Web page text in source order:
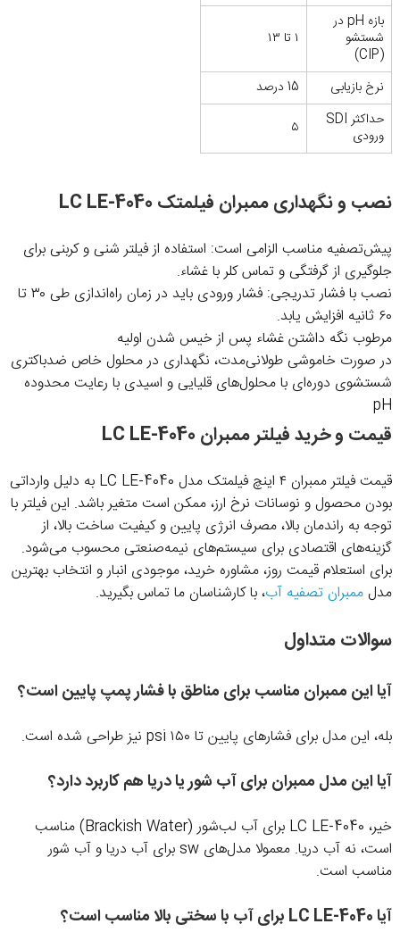
بازه pH در
شستشو
(CIP)
۱ تا ۱۳
نرخ بازیابی
15 درصد
حداکثر SDI
ورودی ۵
نصب و نگهداری ممبران فیلمتک LC LE-4040
پیش‌تصفیه مناسب الزامی است: استفاده از فیلتر شنی و کربنی برای
جلوگیری از گرفتگی و تماس کلر با غشاء.
نصب با فشار تدریجی: فشار ورودی باید در زمان راه‌اندازی طی ۳۰ تا
۶۰ ثانیه افزایش یابد.
مرطوب نگه داشتن غشاء پس از خیس شدن اولیه
در صورت خاموشی طولانی‌مدت، نگهداری در محلول خاص ضدباکتری
شستشوی دوره‌ای با محلول‌های قلیایی و اسیدی با رعایت محدوده
pH
قیمت و خرید فیلتر ممبران LC LE-4040
قیمت فیلتر ممبران ۴ اینچ فیلمتک مدل LC LE-4040 به دلیل وارداتی
بودن محصول و نوسانات نرخ ارز، ممکن است متغیر باشد. این فیلتر با
توجه به راندمان بالا، مصرف انرژی پایین و کیفیت ساخت بالا، از
گزینه‌های اقتصادی برای سیستم‌های نیمه‌صنعتی محسوب می‌شود.
برای استعلام قیمت روز، مشاوره خرید، موجودی انبار و انتخاب بهترین
مدل ممبران تصفیه آب، با کارشناسان ما تماس بگیرید.
سوالات متداول
آیا این ممبران مناسب برای مناطق با فشار پمپ پایین است؟
بله، این مدل برای فشارهای پایین تا ۱۵۰ psi نیز طراحی شده است.
آیا این مدل ممبران برای آب شور یا دریا هم کاربرد دارد؟
خیر، LC LE-4040 برای آب لب‌شور (Brackish Water) مناسب
است، نه آب دریا. معمولا مدل‌های sw برای آب دریا و آب شور
مناسب است.
آیا LC LE-4040 برای آب با سختی بالا مناسب است؟